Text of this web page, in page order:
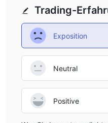
Trading-
Exposition
Neutral
Positive